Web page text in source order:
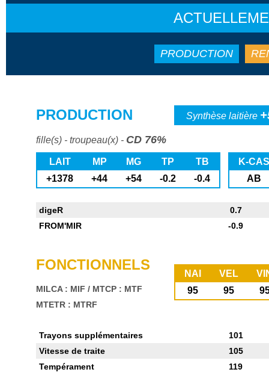
PRODUCTION
PRODUCTION Synthèse laitière
fille(s) - troupeau(x) - CD 76%
LAIT MP MG TP
TB
+1378
+44 +54 -0.2 -0.4
K-CAS
AB
digeR
0.7
FROM'MIR
-0.9
FONCTIONNELS
MILCA : MIF / MTCP : MTF
MTETR : MTRF
NAI VEL
95
95
Trayons supplémentaires
101
Vitesse de traite
105
Tempérament
119